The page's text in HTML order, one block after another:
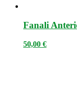
Fanali
50,00 €